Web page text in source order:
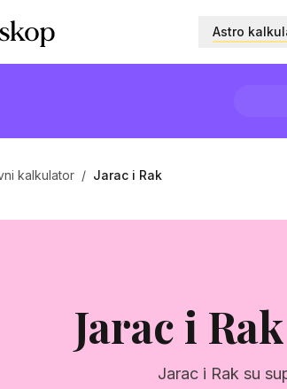
Astro
kalkulator / Jarac i Rak
Jarac i
Jarac i Rak su